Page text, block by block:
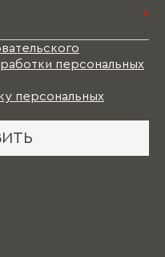
*
персональных
персональных